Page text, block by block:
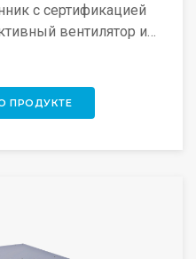
с сертификацией
вентилятор и
ПРОДУКТЕ